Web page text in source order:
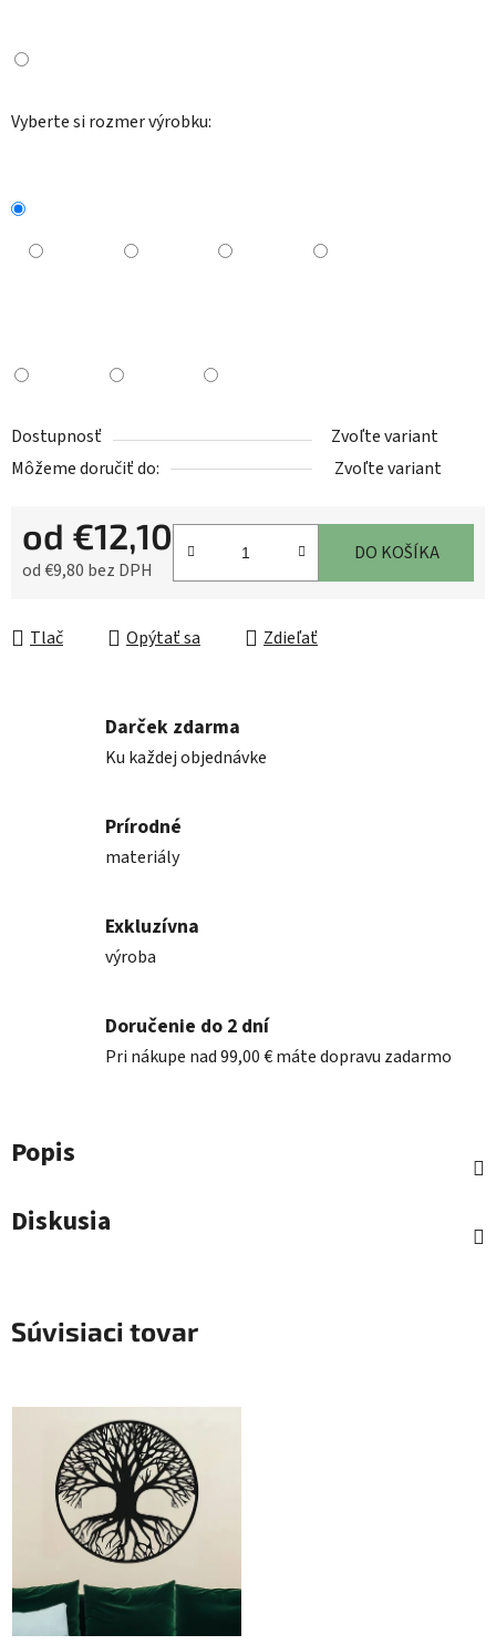
Vyberte si rozmer výrobku:
Dostupnosť
Zvoľte variant
Môžeme doručiť do:
Zvoľte variant
od €12,10
od€9,80 bez DPH
DO KOŠÍKA
Tlač Opýtať sa Zdieľať
Darček zdarma
Ku každej objednávke
Prírodné
materiály
Exkluzívna
výroba
Doručenie do 2 dní
Pri nákupe nad 99,00 € máte dopravu zadarmo
Popis
Diskusia
Súvisiaci tovar